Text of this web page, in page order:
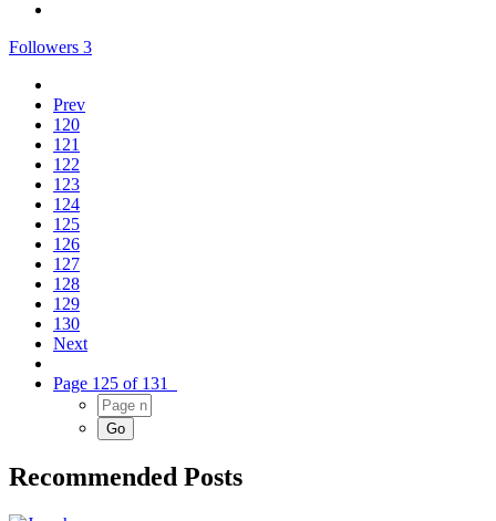
Followers 3
Prev
120
121
122
123
124
125
126
127
128
129
130
Next
Page 125 of 131
Recommended Posts